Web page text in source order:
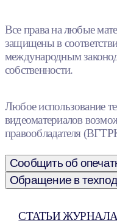
Все права на любые
защищены в
международным
собственности.
Любое использование
видеоматериалов
правообладателя
Сообщить об
Обращение в
СТАТЬИ ЖУРНАЛА